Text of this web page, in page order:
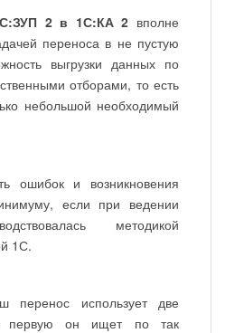
2 в 1С:КА 2 вполне
переноса в не пустую
выгрузки данных по
отборами, то есть
небольшой необходимый
ошибок и возникновения
если при ведении
методикой
1С.
перенос использует две
первую он ищет по так